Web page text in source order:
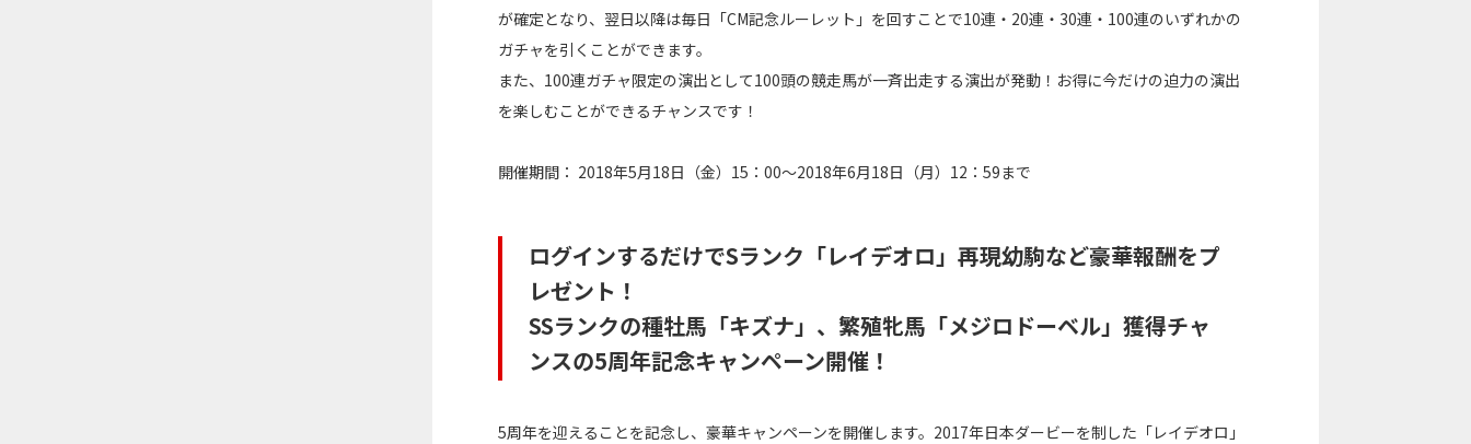
が確定となり、翌日以降は毎日「CM記念ルーレット」を回すことで10連・20連・30連・100連のいずれかの
ガチャを引くことができます。
また、100連ガチャ限定の演出として100頭の競走馬が一斉出走する演出が発動！お得に今だけの迫力の演出
を楽しむことができるチャンスです！
開催期間： 2018年5月18日（金）15：00～2018年6月18日（月）12：59まで
ログインするだけでSランク「レイデオロ」再現幼駒など豪華報酬をプ
レゼント！
SSランクの種牡馬「キズナ」、繁殖牝馬「メジロドーベル」獲得チャ
ンスの5周年記念キャンペーン開催！
5周年を迎えることを記念し、豪華キャンペーンを開催します。2017年日本ダービーを制した「レイデオロ」